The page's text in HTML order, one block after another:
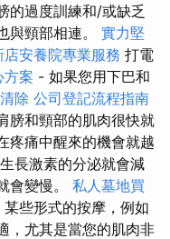
的過度訓練和/或缺乏
與頸部相連。 實力堅
店安養院專業服務 打電
方案 - 如果您用下巴和
除 公司登記流程指南
膀和頸部的肌肉很快就
疼痛中醒來的機會就越
長激素的分泌就會減
會變慢。 私人墓地買
某些形式的按摩，例如
，尤其是當您的肌肉非